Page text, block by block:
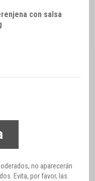
con salsa
no aparecerán
Evita, por favor, las